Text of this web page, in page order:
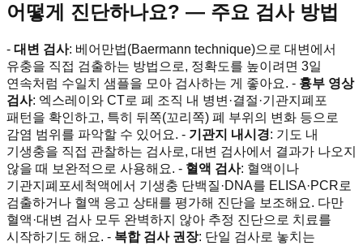
어떻게 진단하나요? — 주요 검사 방법
- 대변 검사: 베어만법(Baermann technique)으로 대변에서
유충을 직접 검출하는 방법으로, 정확도를 높이려면 3일
연속처럼 수일치 샘플을 모아 검사하는 게 좋아요. - 흉부 영상
검사: 엑스레이와 CT로 폐 조직 내 병변·결절·기관지폐포
패턴을 확인하고, 특히 뒤쪽(꼬리쪽) 폐 부위의 변화 등으로
감염 범위를 파악할 수 있어요. - 기관지 내시경: 기도 내
기생충을 직접 관찰하는 검사로, 대변 검사에서 결과가 나오지
않을 때 보완적으로 사용해요. - 혈액 검사: 혈액이나
기관지폐포세척액에서 기생충 단백질·DNA를 ELISA·PCR로
검출하거나 혈액 응고 상태를 평가해 진단을 보조해요. 다만
혈액·대변 검사 모두 완벽하지 않아 추정 진단으로 치료를
시작하기도 해요. - 복합 검사 권장: 단일 검사로 놓치는